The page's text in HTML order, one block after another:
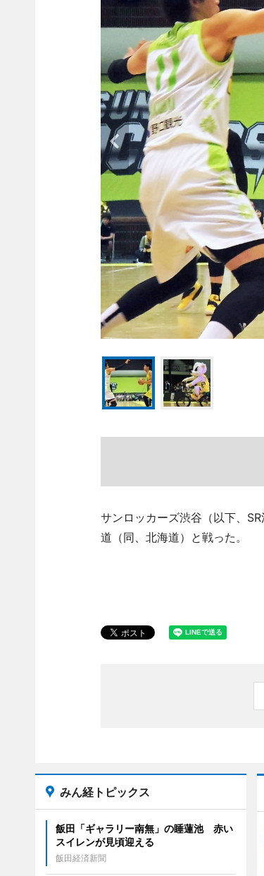
サンロッカーズ渋谷（以下、
道（同、北海道）と戦った。
みん経トピックス
飯田「ギャラリー南無」の睡蓮池 赤い
スイレンが見頃迎える
飯田経済新聞